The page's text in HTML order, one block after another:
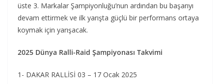
üste 3. Markalar Şampiyonluğu’nun ardından bu başarıyı
devam ettirmek ve ilk yarışta güçlü bir performans ortaya
koymak için yarışacak.
2025 Dünya Ralli-Raid Şampiyonası Takvimi
1- DAKAR RALLİSİ 03 – 17 Ocak 2025